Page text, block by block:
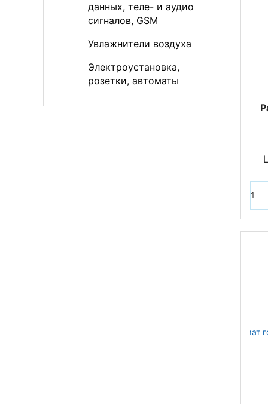
данных, теле- и аудио
сигналов, GSM
Увлажнители воздуха
Электроустановка,
розетки, автоматы